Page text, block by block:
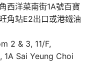
西洋菜南街1A號百寶
角站E2出口或港鐵油
2 & 3, 11/F,
Sai Yeung Choi